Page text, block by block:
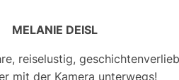
MELANIE DEISL
reiselustig,
mit der Kamera unterwegs!